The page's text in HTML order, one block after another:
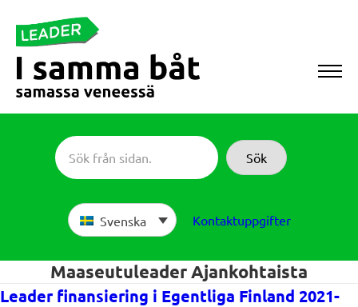
content
Sameboat
Sök
Kontaktuppgifter
Svenska
Maaseutuleader Ajankohtaista
Leader finansiering i Egentliga Finland 2021-